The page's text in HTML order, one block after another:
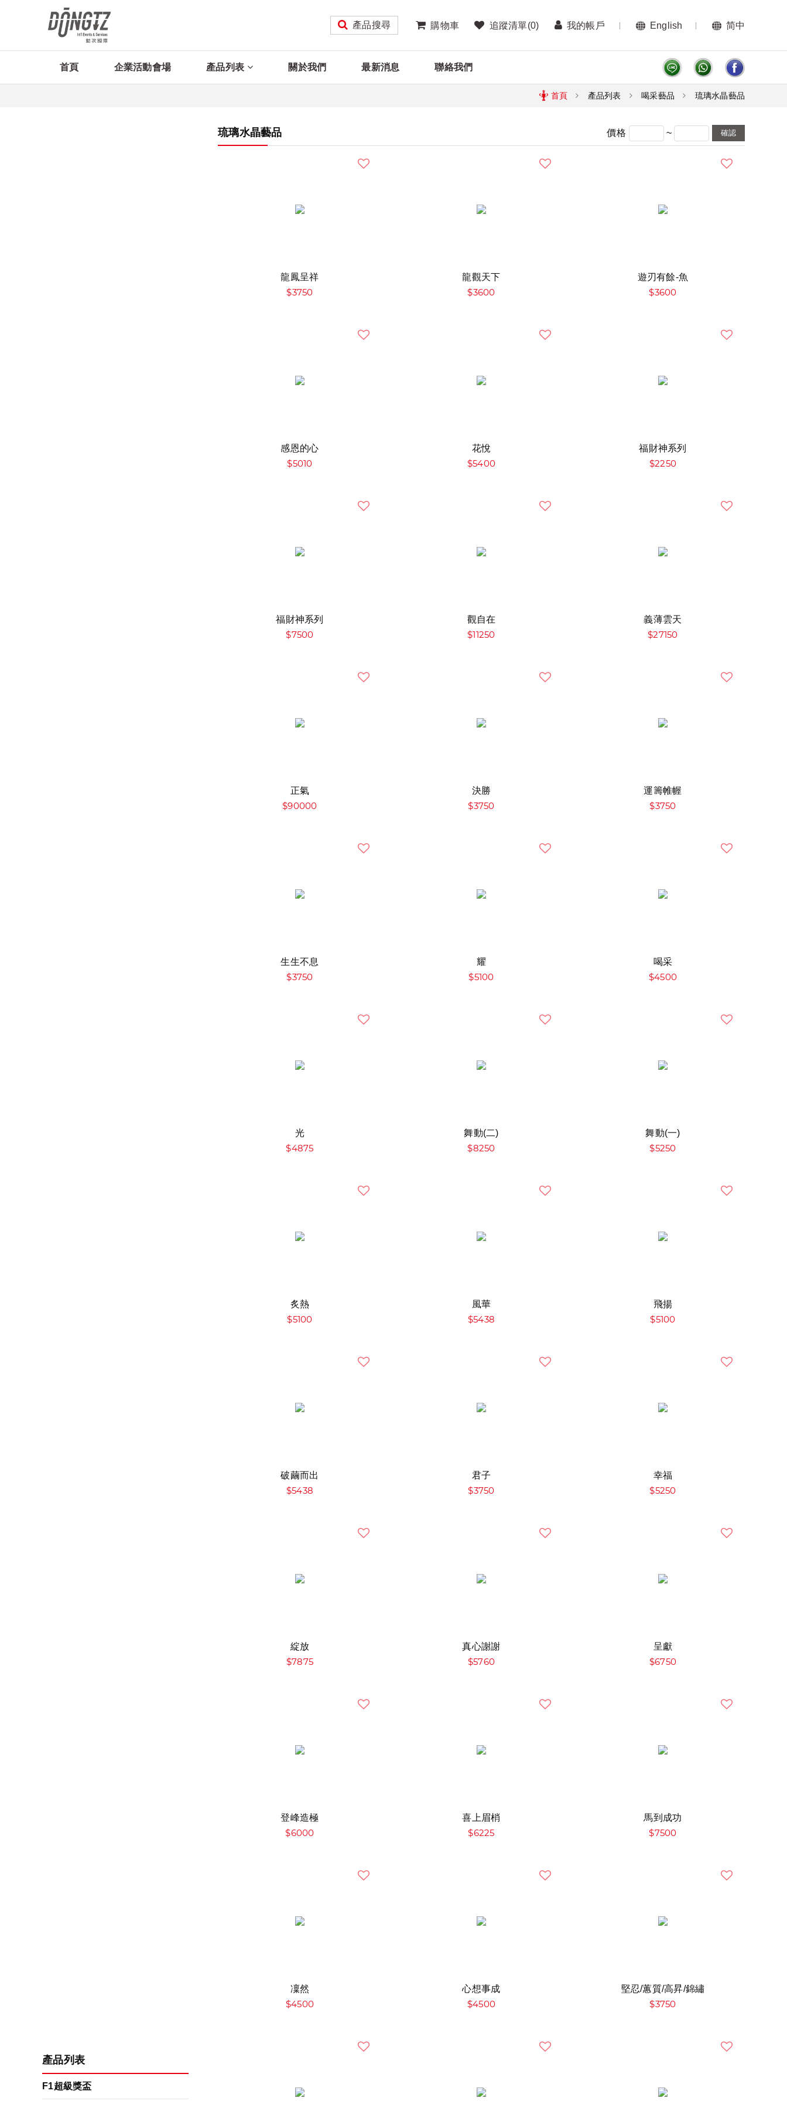
產品搜尋 購物車 追蹤清單(0) 我的帳戶 English 简中
首頁 企業活動會場 產品列表 關於我們 最新消息 聯絡我們
首頁 產品列表 喝采藝品 琉璃水晶藝品
產品列表
F1超級獎盃
價格 ~ 確認
琉璃水晶藝品
龍鳳呈祥
$3750
龍觀天下
$3600
遊刃有餘-魚
$3600
感恩的心
$5010
花悅
$5400
福財神系列
$2250
福財神系列
$7500
觀自在
$11250
義薄雲天
$27150
正氣
$90000
決勝
$3750
運籌帷幄
$3750
生生不息
$3750
耀
$5100
喝采
$4500
光
$4875
舞動(二)
$8250
舞動(一)
$5250
炙熱
$5100
風華
$5438
飛揚
$5100
破繭而出
$5438
君子
$3750
幸福
$5250
綻放
$7875
真心謝謝
$5760
呈獻
$6750
登峰造極
$6000
喜上眉梢
$6225
馬到成功
$7500
凜然
$4500
心想事成
$4500
堅忍/蕙質/高昇/錦繡
$3750